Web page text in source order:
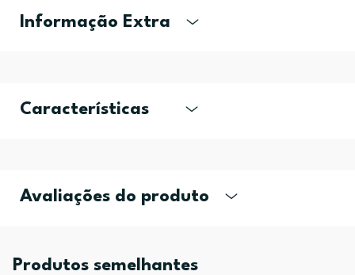
Informação Extra
Características
Avaliações do produto
Produtos semelhantes